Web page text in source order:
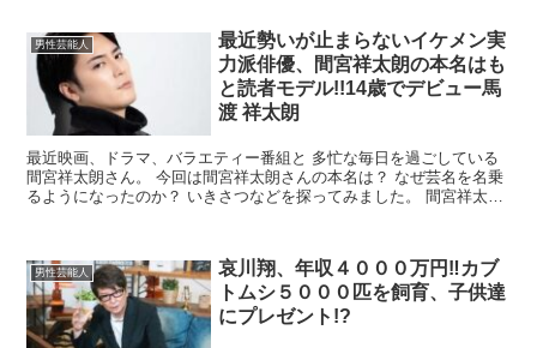
男性芸能人
最近勢いが止まらないイケメン実
力派俳優、間宮祥太朗の本名はも
と読者モデル!!14歳でデビュー馬
渡 祥太朗
最近映画、ドラマ、バラエティー番組と 多忙な毎日を過ごしている
間宮祥太朗さん。 今回は間宮祥太朗さんの本名は？ なぜ芸名を名乗
るようになったのか？ いきさつなどを探ってみました。 間宮祥太朗
男性芸能人
哀川翔、年収４０００万円‼カブ
トムシ５０００匹を飼育、子供達
にプレゼント!?